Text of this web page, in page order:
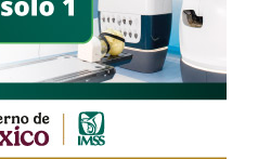
un flujo vehicular
feria, privilegiando tanto la
al recinto como la seguridad
público y habitantes